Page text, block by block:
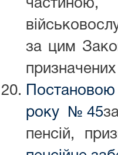
за цим
призначених
року № 45
пенсій,